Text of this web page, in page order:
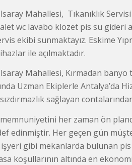
Mahallesi, Tıkanıklık
wc lavabo klozet pis su gideri
ekibi sunmaktayız. Eskime
ile açılmaktadır.
Mahallesi, Kırmadan banyo
Uzman Ekiplerle Antalya’da
sağlayan
her zaman ön
edinmiştir. Her geçen gün
gibi mekanlarda bulunan
koşullarının altında en